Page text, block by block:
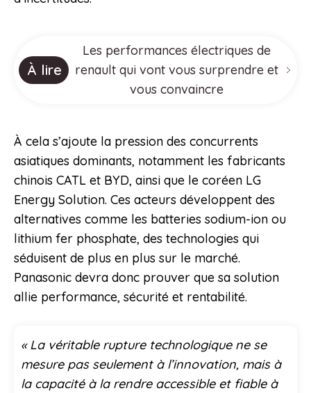
À lire
Les performances électriques de
renault qui vont vous surprendre et
vous convaincre
À cela s’ajoute la pression des concurrents
asiatiques dominants, notamment les fabricants
chinois CATL et BYD, ainsi que le coréen LG
Energy Solution. Ces acteurs développent des
alternatives comme les batteries sodium-ion ou
lithium fer phosphate, des technologies qui
séduisent de plus en plus sur le marché.
Panasonic devra donc prouver que sa solution
allie performance, sécurité et rentabilité.
« La véritable rupture technologique ne se
mesure pas seulement à l’innovation, mais à
la capacité à la rendre accessible et fiable à